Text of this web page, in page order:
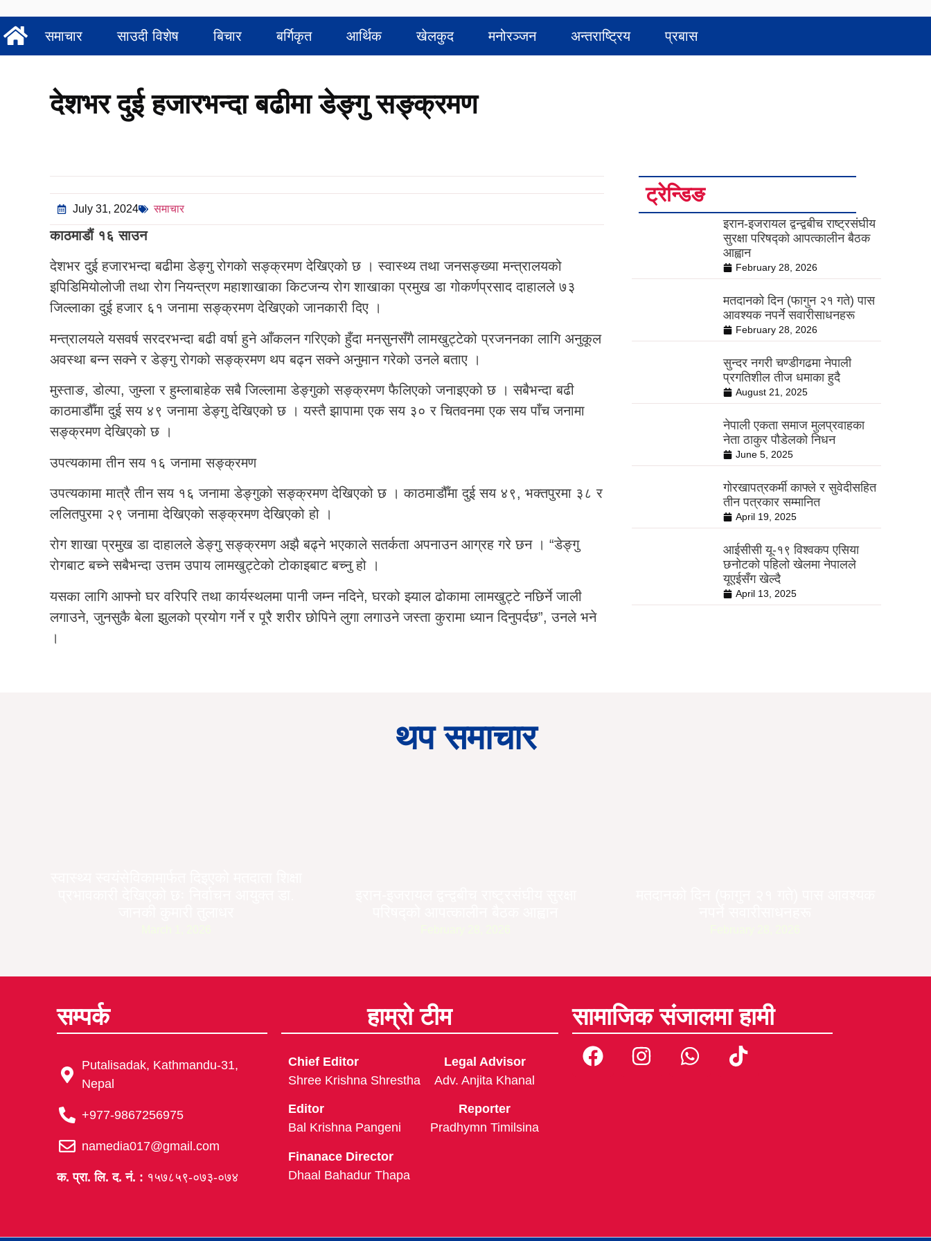
समाचार साउदी विशेष बिचार बर्गिकृत आर्थिक खेलकुद मनोरञ्जन अन्तराष्ट्रिय प्रबास
देशभर दुई हजारभन्दा बढीमा डेङ्गु सङ्क्रमण
ट्रेन्डिङ
इरान-इजरायल द्वन्द्वबीच राष्ट्रसंघीय
सुरक्षा परिषद्को आपत्कालीन बैठक
आह्वान
February 28, 2026
मतदानको दिन (फागुन २१ गते) पास
आवश्यक नपर्ने सवारीसाधनहरू
February 28, 2026
सुन्दर नगरी चण्डीगढमा नेपाली
प्रगतिशील तीज धमाका हुदै
August 21, 2025
नेपाली एकता समाज मुलप्रवाहका
नेता ठाकुर पौडेलको निधन
June 5, 2025
गोरखापत्रकर्मी काफ्ले र सुवेदीसहित
तीन पत्रकार सम्मानित
April 19, 2025
आईसीसी यू-१९ विश्वकप एसिया
छनोटको पहिलो खेलमा नेपालले
यूएईसँग खेल्दै
April 13, 2025
July 31, 2024 समाचार
काठमाडौं १६ साउन
देशभर दुई हजारभन्दा बढीमा डेङ्गु रोगको सङ्क्रमण देखिएको छ । स्वास्थ्य तथा जनसङ्ख्या मन्त्रालयको
इपिडिमियोलोजी तथा रोग नियन्त्रण महाशाखाका किटजन्य रोग शाखाका प्रमुख डा गोकर्णप्रसाद दाहालले ७३
जिल्लाका दुई हजार ६१ जनामा सङ्क्रमण देखिएको जानकारी दिए ।
मन्त्रालयले यसवर्ष सरदरभन्दा बढी वर्षा हुने आँकलन गरिएको हुँदा मनसुनसँगै लामखुट्टेको प्रजननका लागि अनुकूल
अवस्था बन्न सक्ने र डेङ्गु रोगको सङ्क्रमण थप बढ्न सक्ने अनुमान गरेको उनले बताए ।
मुस्ताङ, डोल्पा, जुम्ला र हुम्लाबाहेक सबै जिल्लामा डेङ्गुको सङ्क्रमण फैलिएको जनाइएको छ । सबैभन्दा बढी
काठमाडौँमा दुई सय ४९ जनामा डेङ्गु देखिएको छ । यस्तै झापामा एक सय ३० र चितवनमा एक सय पाँच जनामा
सङ्क्रमण देखिएको छ ।
उपत्यकामा तीन सय १६ जनामा सङ्क्रमण
उपत्यकामा मात्रै तीन सय १६ जनामा डेङ्गुको सङ्क्रमण देखिएको छ । काठमाडौँमा दुई सय ४९, भक्तपुरमा ३८ र
ललितपुरमा २९ जनामा देखिएको सङ्क्रमण देखिएको हो ।
रोग शाखा प्रमुख डा दाहालले डेङ्गु सङ्क्रमण अझै बढ्ने भएकाले सतर्कता अपनाउन आग्रह गरे छन । “डेङ्गु
रोगबाट बच्ने सबैभन्दा उत्तम उपाय लामखुट्टेको टोकाइबाट बच्नु हो ।
यसका लागि आफ्नो घर वरिपरि तथा कार्यस्थलमा पानी जम्न नदिने, घरको झ्याल ढोकामा लामखुट्टे नछिर्ने जाली
लगाउने, जुनसुकै बेला झुलको प्रयोग गर्ने र पूरै शरीर छोपिने लुगा लगाउने जस्ता कुरामा ध्यान दिनुपर्दछ”, उनले भने
।
थप समाचार
सम्पर्क
Putalisadak, Kathmandu-31,
Nepal
+977-9867256975
namedia017@gmail.com
क. प्रा. लि. द. नं. : १५७८५९-०७३-०७४
हाम्रो टीम
Chief Editor
Shree Krishna Shrestha
Editor
Bal Krishna Pangeni
Finanace Director
Dhaal Bahadur Thapa
Legal Advisor
Adv. Anjita Khanal
Reporter
Pradhymn Timilsina
सामाजिक संजालमा हामी